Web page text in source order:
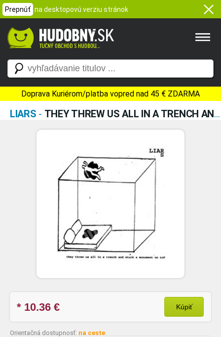
Prepnúť na desktopovú verziu stránok
Doprava Kuriérom/platba vopred nad 45 € ZDARMA
LIARS - THEY THREW US ALL IN A TRENCH AND STUCK A MONUMENT ON TOP
* 10.36 € Kúpiť
Orientačná dostupnosť: na ceste